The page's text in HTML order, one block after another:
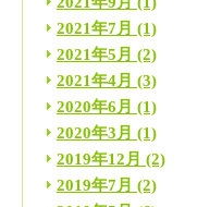
2021年7月 (1)
2021年5月 (2)
2021年4月 (3)
2020年6月 (1)
2020年3月 (1)
2019年12月 (2)
2019年7月 (2)